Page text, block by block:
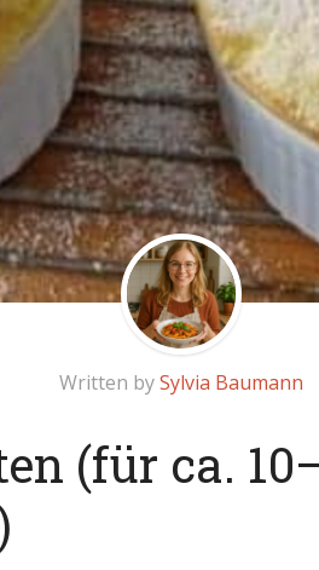
Written bySylvia Baumann
(für ca.